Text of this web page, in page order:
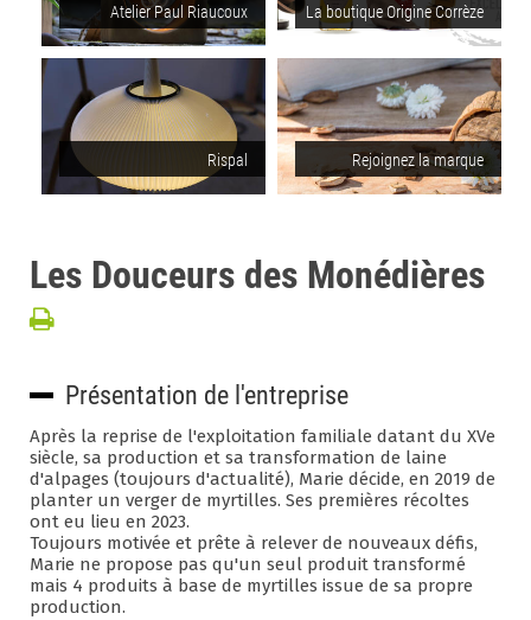
Atelier Paul Riaucoux La boutique Origine Corrèze
Rispal Rejoignez la marque
Les Douceurs des Monédières
Présentation de l'entreprise
Après la reprise de l'exploitation familiale datant du XVe
siècle, sa production et sa transformation de laine
d'alpages (toujours d'actualité), Marie décide, en 2019 de
planter un verger de myrtilles. Ses premières récoltes
ont eu lieu en 2023.
Toujours motivée et prête à relever de nouveaux défis,
Marie ne propose pas qu'un seul produit transformé
mais 4 produits à base de myrtilles issue de sa propre
production.